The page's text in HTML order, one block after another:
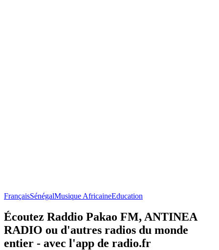
FrançaisSénégalMusique AfricaineEducation
Écoutez Raddio Pakao FM, ANTINEA
RADIO ou d'autres radios du monde
entier - avec l'app de radio.fr